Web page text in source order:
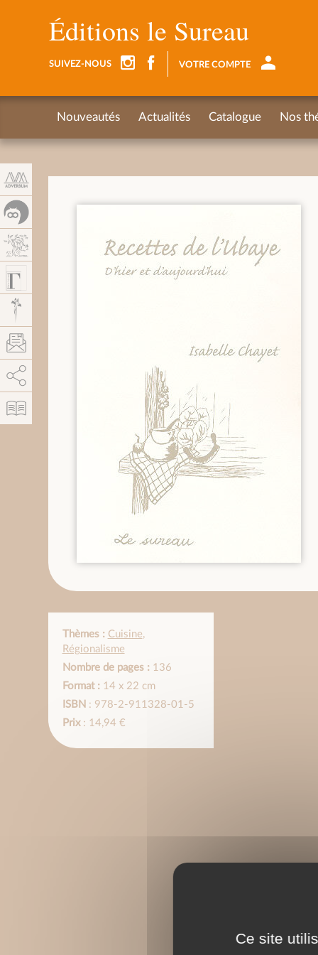
Thèmes : Cuisine,
Régionalisme
Nombre de pages :136
Format :14 x 22 cm
ISBN : 978-2-911328-01-5
Prix: 14,94 €
Éditions le Sureau
SUIVEZ-NOUS VOTRE COMPTE
Nouveautés Actualités Catalogue Nos
Ce site